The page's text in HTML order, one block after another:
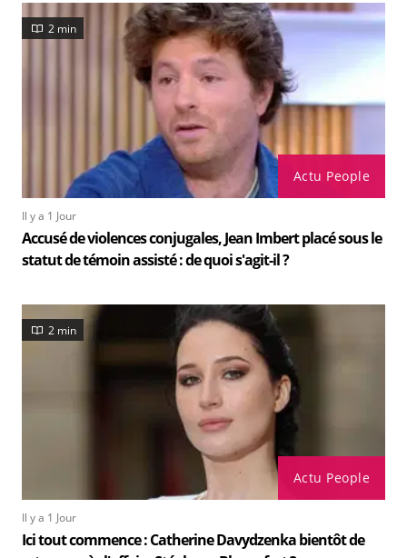
Actu People
2 min
Il y a 1 Jour
Accusé de violences conjugales, Jean Imbert placé sous le
statut de témoin assisté : de quoi s'agit-il ?
Actu People
2 min
Il y a 1 Jour
Ici tout commence : Catherine Davydzenka bientôt de